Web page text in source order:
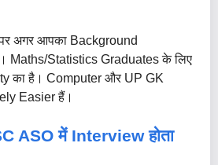
अगर आपका Background
Maths/Statistics Graduates के लिए
का है। Computer और UP GK
Easier हैं।
ASO में Interview होता